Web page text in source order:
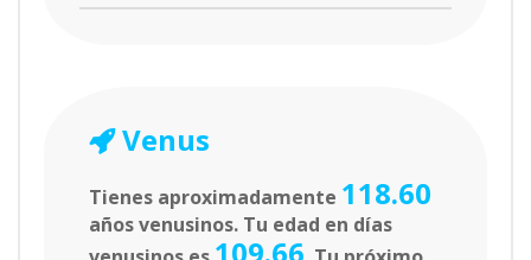
Venus
Tienes aproximadamente 118.60
años venusinos. Tu edad en días